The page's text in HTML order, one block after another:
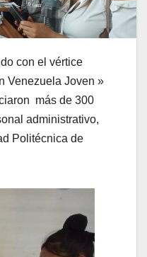
con el vértice
Venezuela Joven »
más de 300
administrativo,
Politécnica de